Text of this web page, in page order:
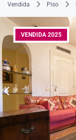
Vendida Piso
VENDIDA 2025